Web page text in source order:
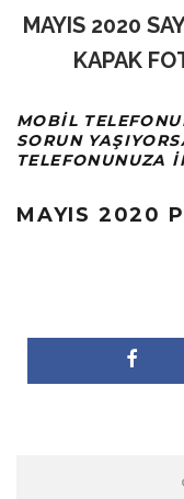
MAYIS 2020
KAPAK
MOBIL
SORUN
TELEFONUNUZA
MAYIS 2020